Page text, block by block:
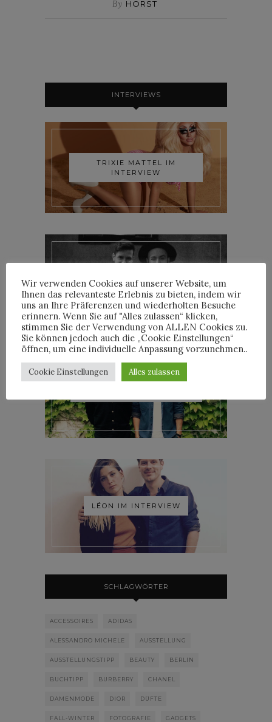
By HORST
INTERVIEWS
TRIXIE MATTEL IM
INTERVIEW
WOODKID IM INTERVIEW
LÉON IM INTERVIEW
SCHLAGWÖRTER
ACCESSOIRES ADIDAS
ALESSANDRO MICHELE AUSSTELLUNG
AUSSTELLUNGSTIPP BEAUTY BERLIN
BUCHTIPP BURBERRY CHANEL
DAMENMODE DIOR DÜFTE
FALL-WINTER FOTOGRAFIE GADGETS
Wir verwenden Cookies auf unserer Website, um
Ihnen das relevanteste Erlebnis zu bieten, indem wir
uns an Ihre Präferenzen und wiederholten Besuche
erinnern. Wenn Sie auf "Alles zulassen“ klicken,
stimmen Sie der Verwendung von ALLEN Cookies zu.
Sie können jedoch auch die „Cookie Einstellungen“
öffnen, um eine individuelle Anpassung vorzunehmen..
Cookie Einstellungen Alles zulassen